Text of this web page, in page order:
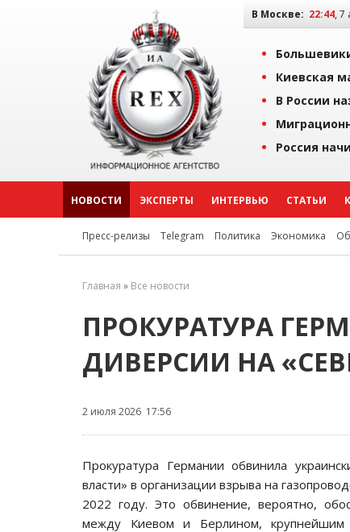
В Москве: 22:44, 7
Киевская
В России
Россия
НОВОСТИ ЭКСПЕРТЫ ИНТЕРВЬЮ СТАТЬИ
Пресс-релизы Telegram Политика Экономика
Главная » Все новости
ПРОКУРАТУРА
ДИВЕРСИИ НА
2 июля 2026 17:56
Прокуратура Германии обвинила
власти» в организации взрыва на
2022 году. Это обвинение, вероятно,
между Киевом и Берлином, крупнейшим